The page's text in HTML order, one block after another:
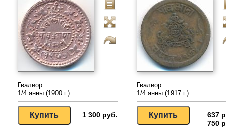
Гвалиор
1/4 анны (1900 г.)
1 300 руб.
Гвалиор
1/4 анны (1917 г.)
637
750